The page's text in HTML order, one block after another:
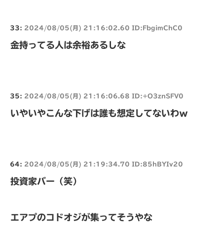
33: 2024/08/05(月) 21:16:02.60 ID:FbgimChC0
金持ってる人は余裕あるしな
35: 2024/08/05(月) 21:16:06.68 ID:+O3znSFV0
いやいやこんな下げは誰も想定してないわｗ
64: 2024/08/05(月) 21:19:34.70 ID:85hBYIv20
投資家バー（笑）
エアプのコドオジが集ってそうやな